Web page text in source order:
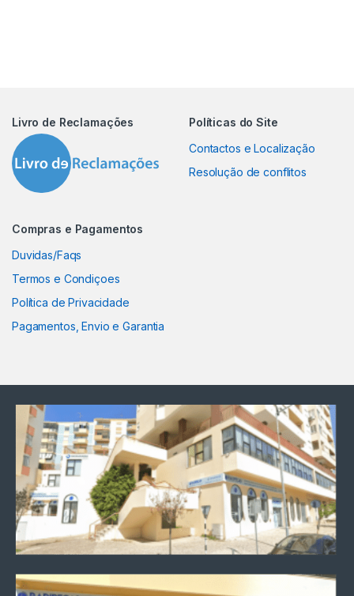
Livro de Reclamações
Políticas do Site
Contactos e Localização
Resolução de conflitos
Compras e Pagamentos
Duvidas/Faqs
Termos e Condiçoes
Política de Privacidade
Pagamentos, Envio e Garantia